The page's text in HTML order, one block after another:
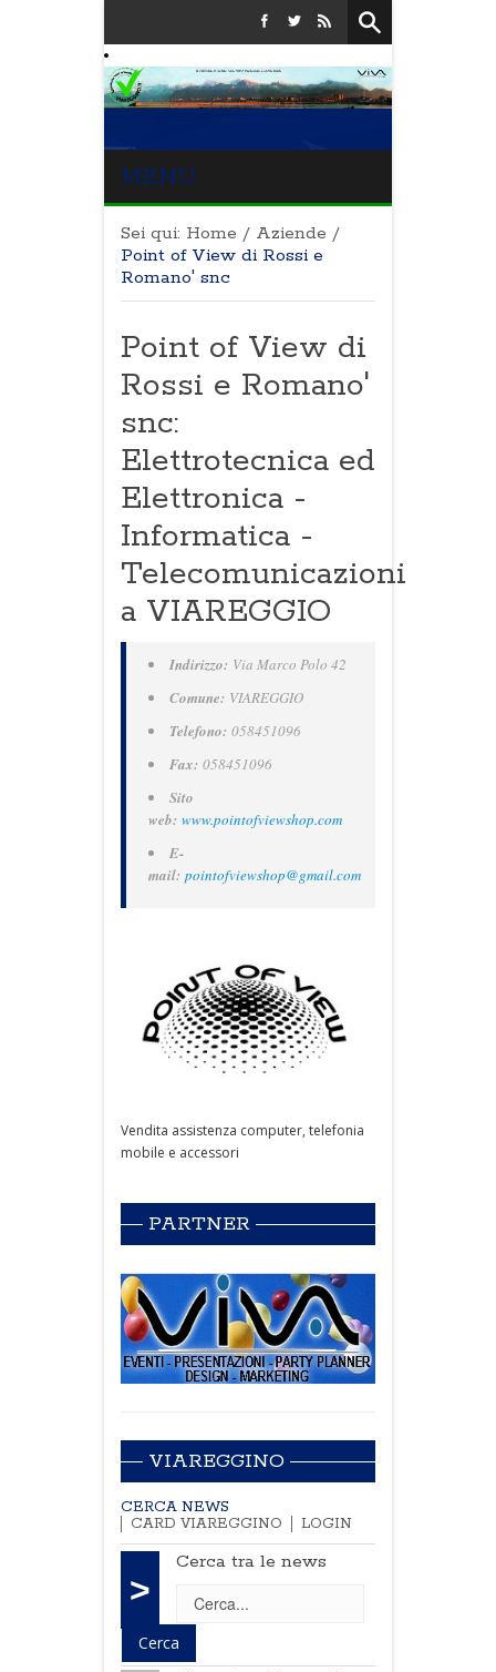
MENU
Sei qui: Home / Aziende /
Point of View di Rossi e
Romano' snc
Point of View di
Rossi e Romano'
snc:
Elettrotecnica ed
Elettronica -
Informatica -
Telecomunicazioni
a VIAREGGIO
Indirizzo: Via Marco Polo 42
Comune: VIAREGGIO
Telefono: 058451096
Fax: 058451096
Sito
web: www.pointofviewshop.com
E-
mail: pointofviewshop@gmail.com
Vendita assistenza computer, telefonia
mobile e accessori
PARTNER
VIAREGGINO
CERCA NEWS
CARD VIAREGGINO
LOGIN
>
Cerca tra le news